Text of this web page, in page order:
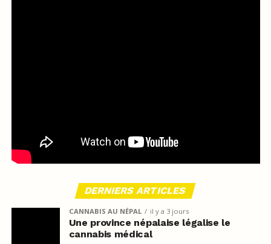
DERNIERS ARTICLES
CANNABIS AU NÉPAL il y a 3 jours
Une province népalaise légalise le
cannabis médical